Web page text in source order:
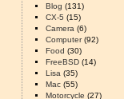
Blog (131)
CX-5 (15)
Camera (6)
Computer(92)
Food (30)
FreeBSD (14)
Lisa (35)
Mac (55)
Motorcycle (27)